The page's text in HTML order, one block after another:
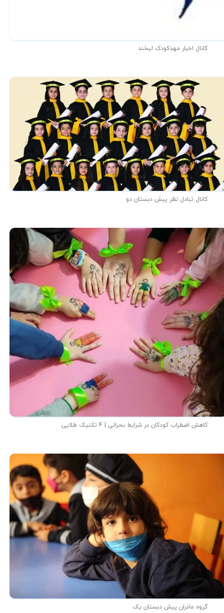
کانال اخبار مهدکودک لبخند
کانال تبادل نظر پیش دبستان دو
کاهش اضطراب کودکان در شرایط بحرانی | 4 تکنیک طلایی
گروه مادران پیش دبستان یک